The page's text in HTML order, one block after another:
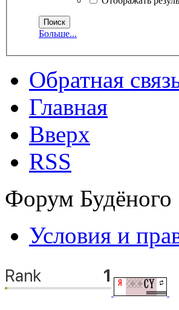
Больше...
Обратная
Главная
Вверх
RSS
Форум Будёного
Условия и